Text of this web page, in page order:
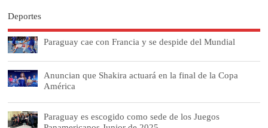
Deportes
Paraguay cae con Francia y se despide del Mundial
Anuncian que Shakira actuará en la final de la Copa
América
Paraguay es escogido como sede de los Juegos